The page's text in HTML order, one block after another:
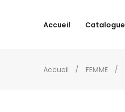
Accueil Catalogue
Accueil FEMME